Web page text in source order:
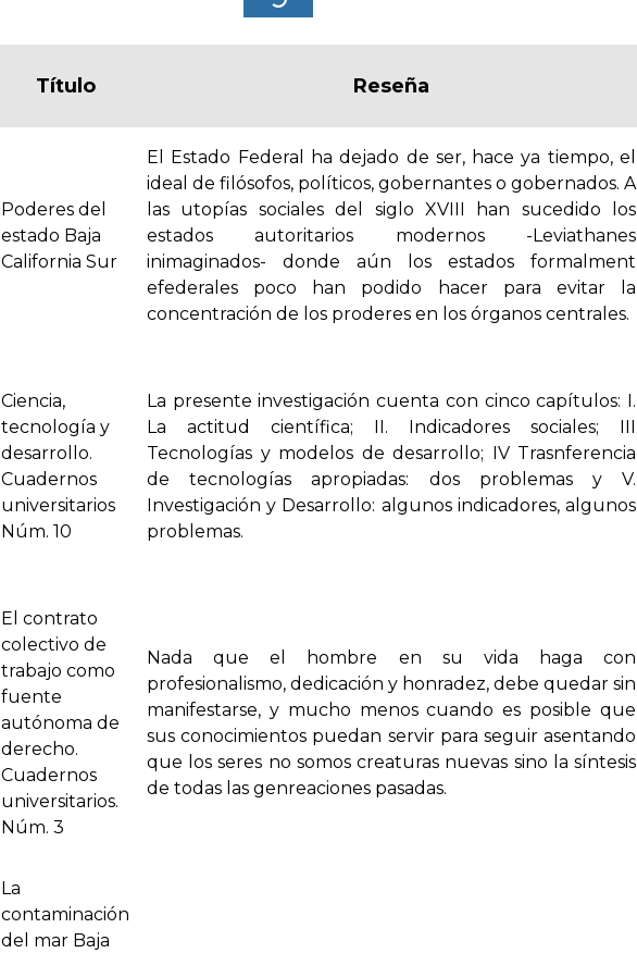
Título Reseña
Poderes del
estado Baja
California Sur
El Estado Federal ha dejado de ser, hace ya tiempo, el
ideal de filósofos, políticos, gobernantes o gobernados. A
las utopías sociales del siglo XVIII han sucedido los
estados autoritarios modernos -Leviathanes
inimaginados- donde aún los estados formalment
efederales poco han podido hacer para evitar la
concentración de los proderes en los órganos centrales.
Ciencia,
tecnología y
desarrollo.
Cuadernos
universitarios
Núm. 10
La presente investigación cuenta con cinco capítulos: I.
La actitud científica; II. Indicadores sociales; III
Tecnologías y modelos de desarrollo; IV Trasnferencia
de tecnologías apropiadas: dos problemas y V.
Investigación y Desarrollo: algunos indicadores, algunos
problemas.
El contrato
colectivo de
trabajo como
fuente
autónoma de
derecho.
Cuadernos
universitarios.
Núm. 3
Nada que el hombre en su vida haga con
profesionalismo, dedicación y honradez, debe quedar sin
manifestarse, y mucho menos cuando es posible que
sus conocimientos puedan servir para seguir asentando
que los seres no somos creaturas nuevas sino la síntesis
de todas las genreaciones pasadas.
La
contaminación
del mar Baja